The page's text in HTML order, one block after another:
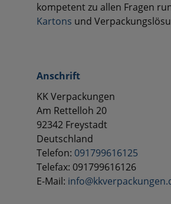
kompetent zu allen Fragen
Kartons und
Anschrift
KK Verpackungen
Am Rettelloh 20
92342 Freystadt
Deutschland
Telefon: 091799616125
Telefax: 091799616126
E-Mail: